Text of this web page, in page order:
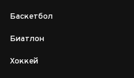
Баскетбол
Биатлон
Хоккей